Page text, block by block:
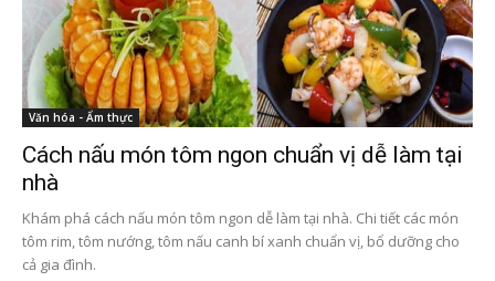
Văn hóa - Ẩm thực
Cách nấu món tôm ngon chuẩn vị dễ làm tại
nhà
Khám phá cách nấu món tôm ngon dễ làm tại nhà. Chi tiết các món
tôm rim, tôm nướng, tôm nấu canh bí xanh chuẩn vị, bổ dưỡng cho
cả gia đình.